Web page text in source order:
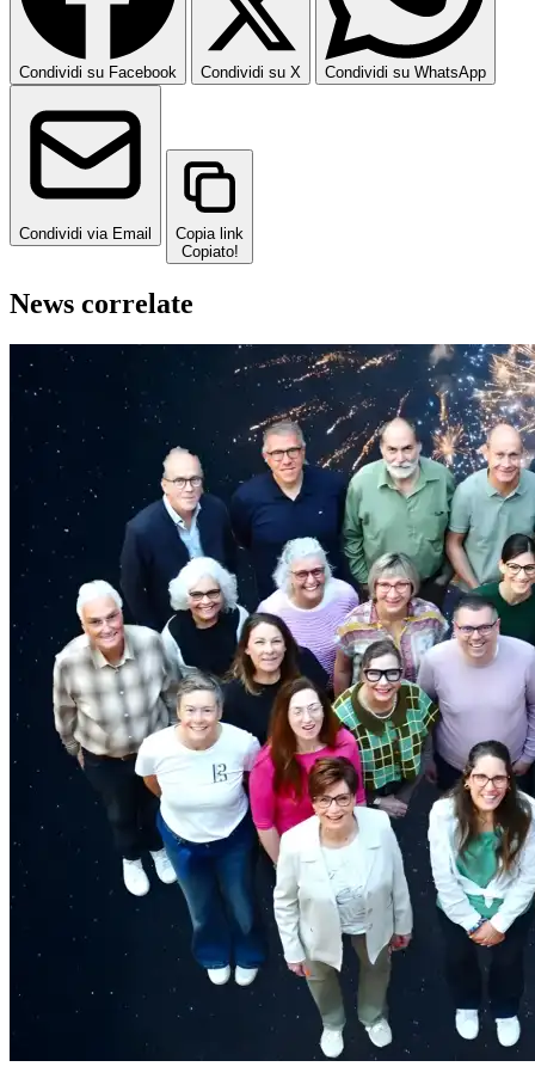
Condividi su Facebook Condividi su X Condividi su WhatsApp
Condividi via Email
Copia link
Copiato!
News correlate